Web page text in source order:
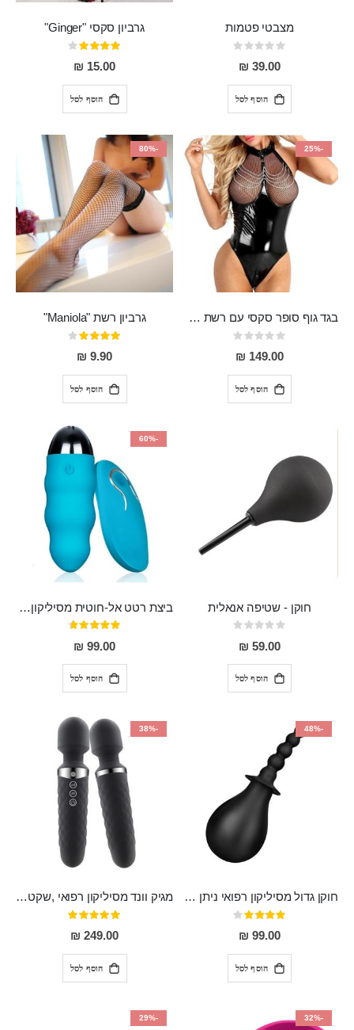
מצבטי פטמות
Rating:
0%
39.00 ₪
הוסף לסל
גרביון סקסי "Ginger"
דירוג:
80%
15.00 ₪
הוסף לסל
-25%
בגד גוף סופר סקסי עם רשת שקופה בחזה ושרשרות מלמעלה וריצרץ מלמטה Pan במפשעה
Rating:
0%
149.00 ₪
הוסף לסל
-80%
גרביון רשת "Maniola"
דירוג:
80%
9.90 ₪
הוסף לסל
חוקן - שטיפה אנאלית
Rating:
0%
59.00 ₪
הוסף לסל
-60%
ביצת רטט אל-חוטית מסיליקון רפואי בגודל של 8 ס"מ ורוחב 3 ס"מ בעלת 20 מהירויות שונות "ENKI"
דירוג:
93%
99.00 ₪
הוסף לסל
-48%
חוקן גדול מסיליקון רפואי ניתן לשימוש גם כפלאג וגם כחרוזים אנאלים
דירוג:
80%
99.00 ₪
הוסף לסל
-38%
מגיק וונד מסיליקון רפואי ,שקט במיוחד, נטען בעל 10 מהירויות שונות "Erna"
דירוג:
100%
249.00 ₪
הוסף לסל
-32%
-29%